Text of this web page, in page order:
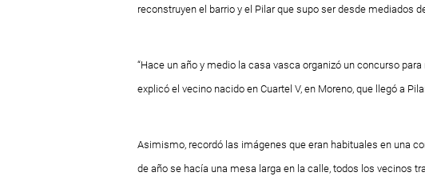
reconstruyen el barrio y el Pilar que supo ser desde mediados
“Hace un año y medio la casa vasca organizó un concurso
explicó el vecino nacido en Cuartel V, en Moreno, que llegó a
Asimismo, recordó las imágenes que eran habituales en una
de año se hacía una mesa larga en la calle, todos los vecinos